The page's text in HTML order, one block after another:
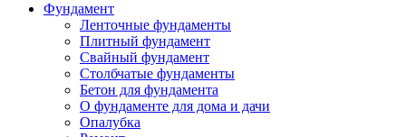
Фундамент
Ленточные фундаменты
Плитный фундамент
Свайный фундамент
Столбчатые фундаменты
Бетон для фундамента
О фундаменте для дома и дачи
Опалубка